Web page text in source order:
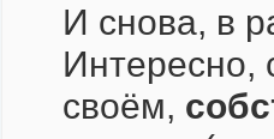
И снова, в
Интересно,
своём,